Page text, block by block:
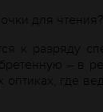
для чтения?
к разряду
– в
оптиках, где